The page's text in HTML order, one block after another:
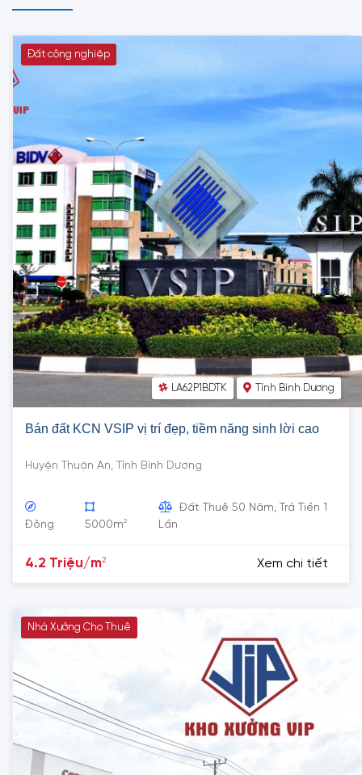
Đất công nghiệp
LA62P1BDTK Tỉnh Bình Dương
Bán đất KCN VSIP vị trí đẹp, tiềm năng sinh lời cao
Huyện Thuận An, Tỉnh Bình Dương
Đông 5000m2
Đất Thuê 50 Năm, Trả Tiền 1
Lần
4.2 Triệu/m2 Xem chi tiết
Nhà Xưởng Cho Thuê